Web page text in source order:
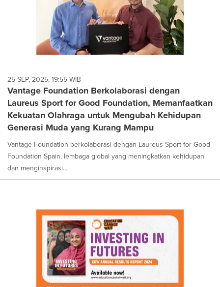
25 SEP, 2025, 19:55 WIB
Vantage Foundation Berkolaborasi dengan
Laureus Sport for Good Foundation, Memanfaatkan
Kekuatan Olahraga untuk Mengubah Kehidupan
Generasi Muda yang Kurang Mampu
Vantage Foundation berkolaborasi dengan Laureus Sport for Good
Foundation Spain, lembaga global yang meningkatkan kehidupan
dan menginspirasi...